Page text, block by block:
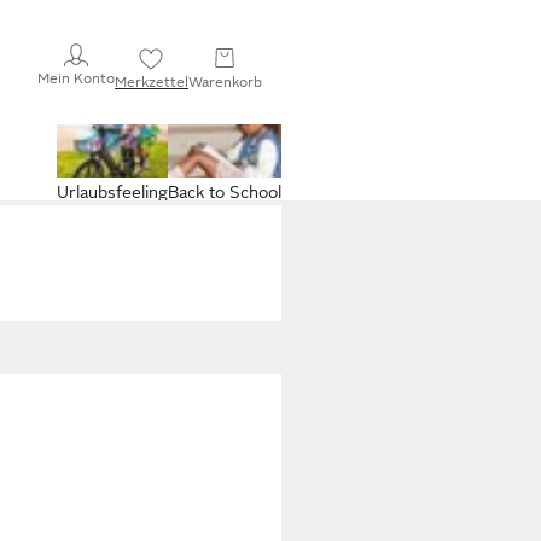
Mein KontoMerkzettelWarenkorb
Back to School
Urlaubsfeeling